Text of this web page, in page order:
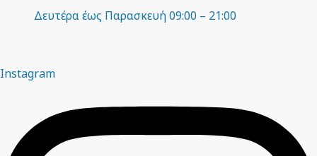
Δευτέρα έως Παρασκευή 09:00 – 21:00
Instagram